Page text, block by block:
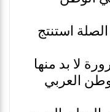
استنتج
لا بد منها
العربي